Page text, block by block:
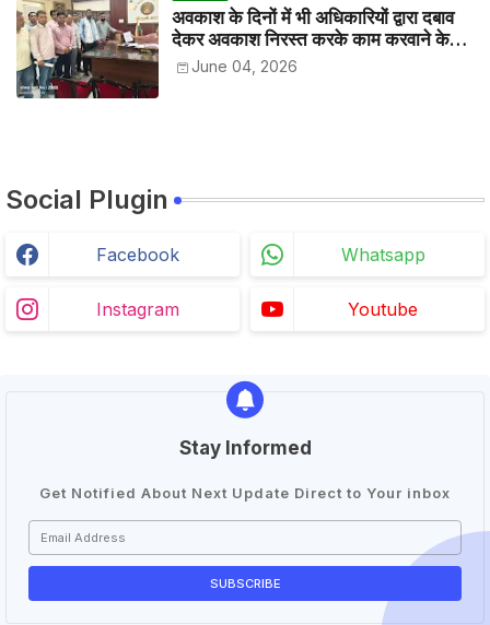
अवकाश के दिनों में भी अधिकारियों द्वारा दबाव
देकर अवकाश निरस्त करके काम करवाने के
विरोध में कर्मचारियों ने जिला कलेक्टर को सीएस
के नाम दिया ज्ञापन
June 04, 2026
Social Plugin
Facebook Whatsapp
Instagram Youtube
Stay Informed
Get Notified About Next Update Direct to Your inbox